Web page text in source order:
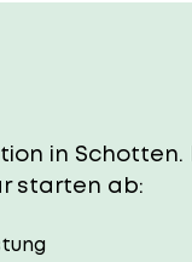
in
starten ab: